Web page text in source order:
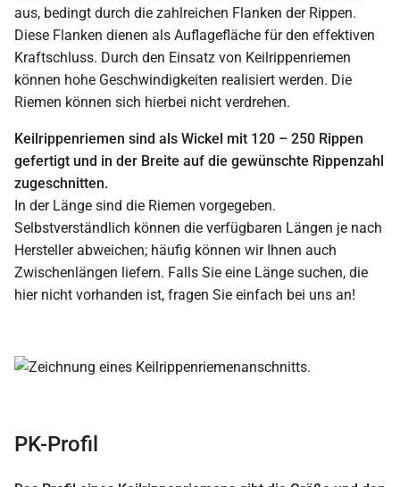
aus, bedingt durch die zahlreichen Flanken der Rippen.
Diese Flanken dienen als Auflagefläche für den effektiven
Kraftschluss. Durch den Einsatz von Keilrippenriemen
können hohe Geschwindigkeiten realisiert werden. Die
Riemen können sich hierbei nicht verdrehen.
Keilrippenriemen sind als Wickel mit 120 – 250 Rippen
gefertigt und in der Breite auf die gewünschte Rippenzahl
zugeschnitten.
In der Länge sind die Riemen vorgegeben.
Selbstverständlich können die verfügbaren Längen je nach
Hersteller abweichen; häufig können wir Ihnen auch
Zwischenlängen liefern. Falls Sie eine Länge suchen, die
hier nicht vorhanden ist, fragen Sie einfach bei uns an!
PK-Profil